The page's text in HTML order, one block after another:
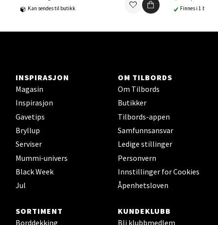
Kan sendes til butikk
Finnes i 1 butikk
INSPIRASJON
Magasin
Inspirasjon
Gavetips
Bryllup
Serviser
Mummi-univers
Black Week
Jul
OM TILBORDS
Om Tilbords
Butikker
Tilbords-appen
Samfunnsansvar
Ledige stillinger
Personvern
Innstillinger for Cookies
Åpenhetsloven
SORTIMENT
Borddekking
KUNDEKLUBB
Bli klubbmedlem
Sortland - Sortland Storsenter
Strangata 26, 8400 Sortland
0 i butikk